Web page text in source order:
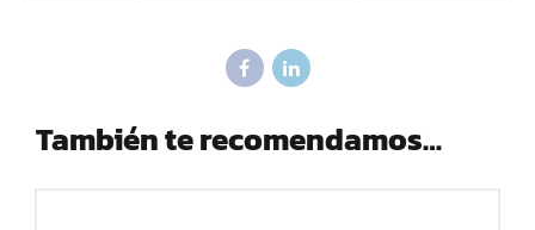
También te recomendamos…